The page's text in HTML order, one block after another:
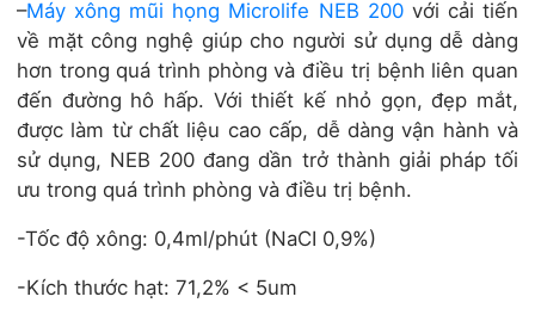
–Máy xông mũi họng Microlife NEB 200với cải tiến
về mặt công nghệ giúp cho người sử dụng dễ dàng
hơn trong quá trình phòng và điều trị bệnh liên quan
đến đường hô hấp. Với thiết kế nhỏ gọn, đẹp mắt,
được làm từ chất liệu cao cấp, dễ dàng vận hành và
sử dụng, NEB 200 đang dần trở thành giải pháp tối
ưu trong quá trình phòng và điều trị bệnh.
-Tốc độ xông: 0,4ml/phút (NaCI 0,9%)
-Kích thước hạt: 71,2% < 5um